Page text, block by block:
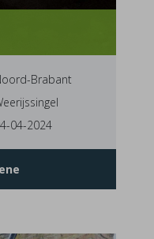
Brabant
04-2024